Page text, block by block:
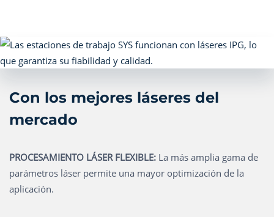
Con los mejores láseres del
mercado
PROCESAMIENTO LÁSER FLEXIBLE: La más amplia gama de
parámetros láser permite una mayor optimización de la
aplicación.